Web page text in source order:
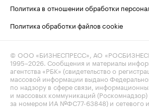
Политика в отношении обработки
Политика обработки файлов cookie
© ООО «БИЗНЕСПРЕСС», АО
1995–2026. Сообщения и материалы
агентства «РБК» (свидетельство о
массовой информации выдано
по надзору в сфере связи,
и массовых коммуникаций (Роскомнадзор)
за номером ИА №ФС77-63848) и сетевого